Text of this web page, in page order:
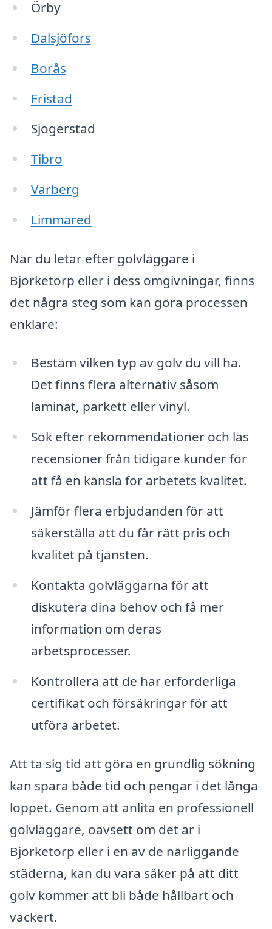
Örby
Dalsjöfors
Borås
Fristad
Sjogerstad
Tibro
Varberg
Limmared
När du letar efter golvläggare i
Björketorp eller i dess omgivningar, finns
det några steg som kan göra processen
enklare:
Bestäm vilken typ av golv du vill ha.
Det finns flera alternativ såsom
laminat, parkett eller vinyl.
Sök efter rekommendationer och läs
recensioner från tidigare kunder för
att få en känsla för arbetets kvalitet.
Jämför flera erbjudanden för att
säkerställa att du får rätt pris och
kvalitet på tjänsten.
Kontakta golvläggarna för att
diskutera dina behov och få mer
information om deras
arbetsprocesser.
Kontrollera att de har erforderliga
certifikat och försäkringar för att
utföra arbetet.
Att ta sig tid att göra en grundlig sökning
kan spara både tid och pengar i det långa
loppet. Genom att anlita en professionell
golvläggare, oavsett om det är i
Björketorp eller i en av de närliggande
städerna, kan du vara säker på att ditt
golv kommer att bli både hållbart och
vackert.